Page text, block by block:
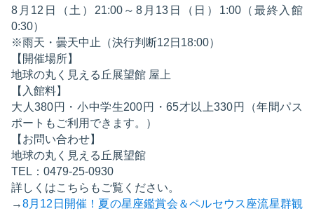
8月12日（土）21:00～8月13日（日）1:00（最終入館
0:30）
※雨天・曇天中止（決行判断12日18:00）
【開催場所】
地球の丸く見える丘展望館 屋上
【入館料】
大人380円・小中学生200円・65才以上330円（年間パス
ポートもご利用できます。）
【お問い合わせ】
地球の丸く見える丘展望館
TEL：0479-25-0930
詳しくはこちらもご覧ください。
→8月12日開催！夏の星座鑑賞会＆ペルセウス座流星群観